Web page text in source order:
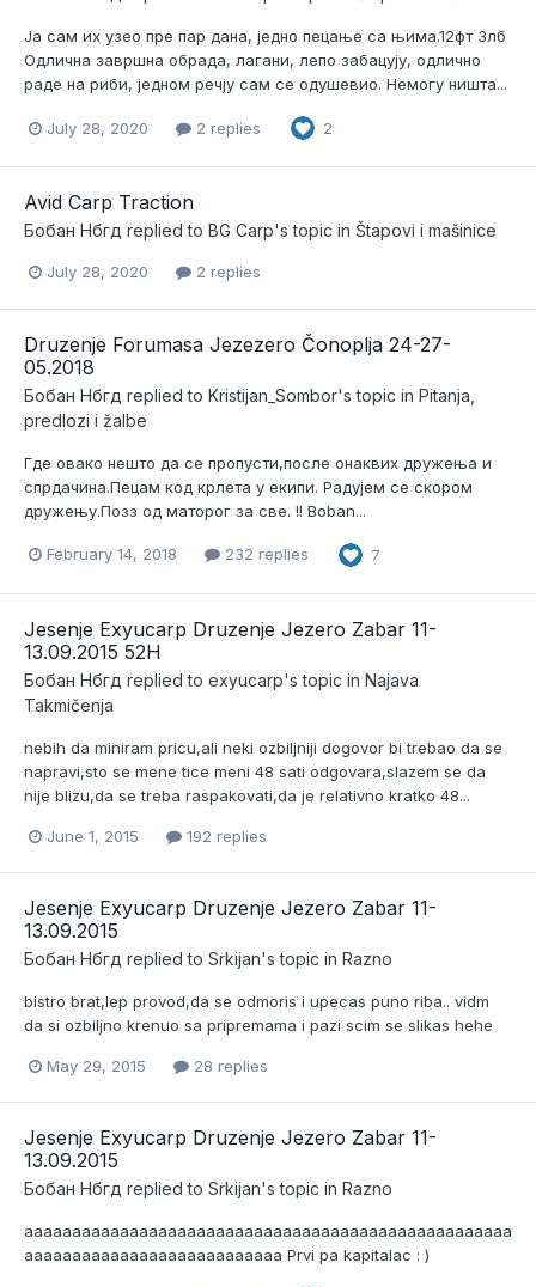
Ја сам их узео пре пар дана, једно пецање са њима.12фт 3лб
Одлична завршна обрада, лагани, лепо забацују, одлично
раде на риби, једном речју сам се одушевио. Немогу ништа...
July 28, 2020 2 replies 2
Avid Carp Traction
Бобан Нбгд replied to BG Carp's topic in Štapovi i mašinice
July 28, 2020 2 replies
Druzenje Forumasa Jezezero Čonoplja 24-27-
05.2018
Бобан Нбгд replied to Kristijan_Sombor's topic in Pitanja,
predlozi i žalbe
Где овако нешто да се пропусти,после онаквих дружења и
спрдачина.Пецам код крлета у екипи. Радујем се скором
дружењу.Позз од маторог за све. !! Boban...
February 14, 2018 232 replies 7
Jesenje Exyucarp Druzenje Jezero Zabar 11-
13.09.2015 52H
Бобан Нбгд replied to exyucarp's topic in Najava
Takmičenja
nebih da miniram pricu,ali neki ozbiljniji dogovor bi trebao da se
napravi,sto se mene tice meni 48 sati odgovara,slazem se da
nije blizu,da se treba raspakovati,da je relativno kratko 48...
June 1, 2015 192 replies
Jesenje Exyucarp Druzenje Jezero Zabar 11-
13.09.2015
Бобан Нбгд replied to Srkijan's topic in Razno
bistro brat,lep provod,da se odmoris i upecas puno riba.. vidm
da si ozbiljno krenuo sa pripremama i pazi scim se slikas hehe
May 29, 2015 28 replies
Jesenje Exyucarp Druzenje Jezero Zabar 11-
13.09.2015
Бобан Нбгд replied to Srkijan's topic in Razno
aaaaaaaaaaaaaaaaaaaaaaaaaaaaaaaaaaaaaaaaaaaaaaaaaaa
aaaaaaaaaaaaaaaaaaaaaaaaaaa Prvi pa kapitalac : )